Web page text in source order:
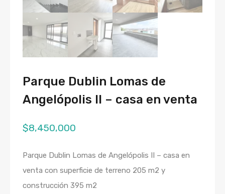
Parque Dublin Lomas de
Angelópolis II – casa en venta
$8,450,000
Parque Dublin Lomas de Angelópolis II – casa en
venta con superficie de terreno 205 m2 y
construcción 395 m2